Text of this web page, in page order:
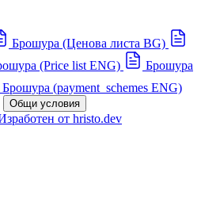
Брошура (Ценова листа BG)
(Price list ENG)
Брошура
Брошура (payment_schemes ENG)
Общи условия
от hristo.dev